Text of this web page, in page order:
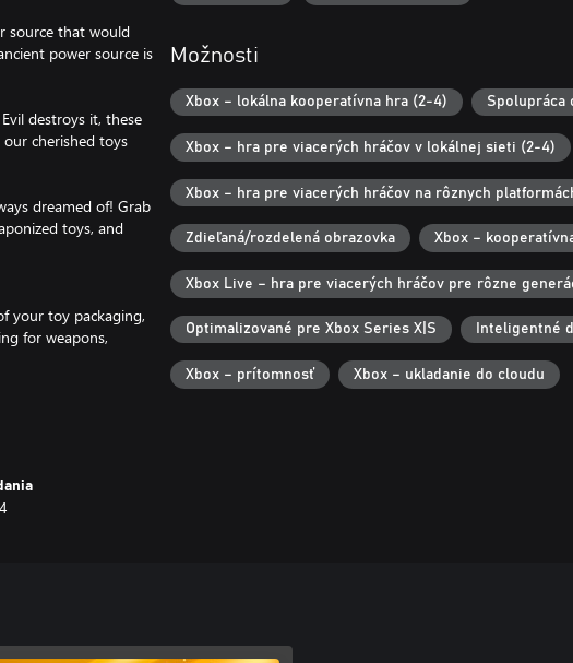
source that would
power source is
destroys it, these
cherished toys
dreamed of! Grab
toys, and
your toy packaging,
for weapons,
Local play. You
Player bots listen
in-game
Možnosti
Xbox – lokálna kooperatívna hra (2-4) Spolupráca
Xbox – hra pre viacerých hráčov v lokálnej sieti (2-4)
Xbox – hra pre viacerých hráčov na rôznych
Zdieľaná/rozdelená obrazovka Xbox –
Xbox Live – hra pre viacerých hráčov pre rôzne
Optimalizované pre Xbox Series X|S Inteligentné
Xbox – prítomnosť Xbox – ukladanie do cloudu